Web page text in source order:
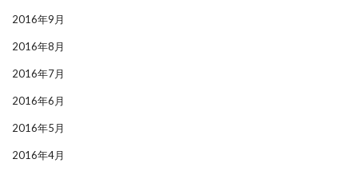
2016年9月
2016年8月
2016年7月
2016年6月
2016年5月
2016年4月